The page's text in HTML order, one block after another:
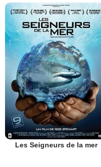
Les Seigneurs de la mer